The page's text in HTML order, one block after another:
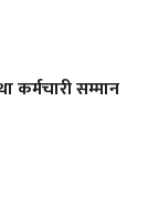
कर्मचारी सम्मान